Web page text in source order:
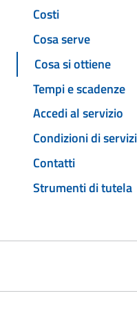
Costi
Cosa serve
Cosa si ottiene
Tempi e scadenze
Accedi al servizio
Condizioni di
Contatti
Strumenti di tutela